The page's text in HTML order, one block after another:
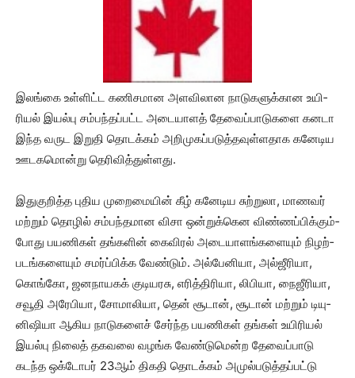
இலங்கை உள்­ளிட்ட கணி­ச­மான அள­வி­லான நாடு­க­ளுக்­கான உயி­
ரியல் இயல்பு சம்­பந்­தப்­பட்ட அடை­யாளத் தேவைப்­பா­டு­களை கனடா
இந்த வருட இறுதி தொடக்கம் அறி­மு­கப்­ப­டுத்­த­வுள்­ள­தாக கனே­டிய
ஊட­க­மொன்று தெரி­வித்­துள்­ளது.
இது­கு­றித்த புதிய முறை­மையின் கீழ் கனே­டிய சுற்­றுலா, மாண­வர்
மற்றும் தொழில் சம்­பந்­த­மான விசா ஒன்­றுக்­கென விண்­ணப்­பிக்­கும்­
போது பய­ணிகள் தங்­களின் கைவிரல் அடை­யா­ளங்­க­ளையும் நிழற்­
ப­டங்­க­ளையும் சமர்ப்­பிக்க வேண்டும். அல்­பே­னியா, அல்­ஜீ­ரியா,
கொங்கோ, ஜன­நா­யகக் குடி­ய­ரசு, எரித்­தி­ரியா, லிபியா, நைஜீ­ரியா,
சவூதி அரே­பியா, சோமா­லியா, தென் சூடான், சூடான் மற்றும் டியு­
னி­ஷியா ஆகிய நாடு­களைச் சேர்ந்த பய­ணிகள் தங்கள் உயி­ரியல்
இயல்பு நிலைத் தக­வலை வழங்க வேண்­டு­மென்ற தேவைப்­பாடு
கடந்த ஒக்­டோபர் 23ஆம் திகதி தொடக்கம் அமுல்­ப­டுத்­தப்­பட்டு